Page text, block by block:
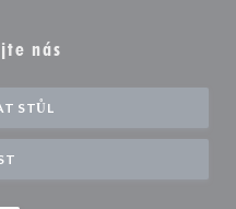
nás
STŮL